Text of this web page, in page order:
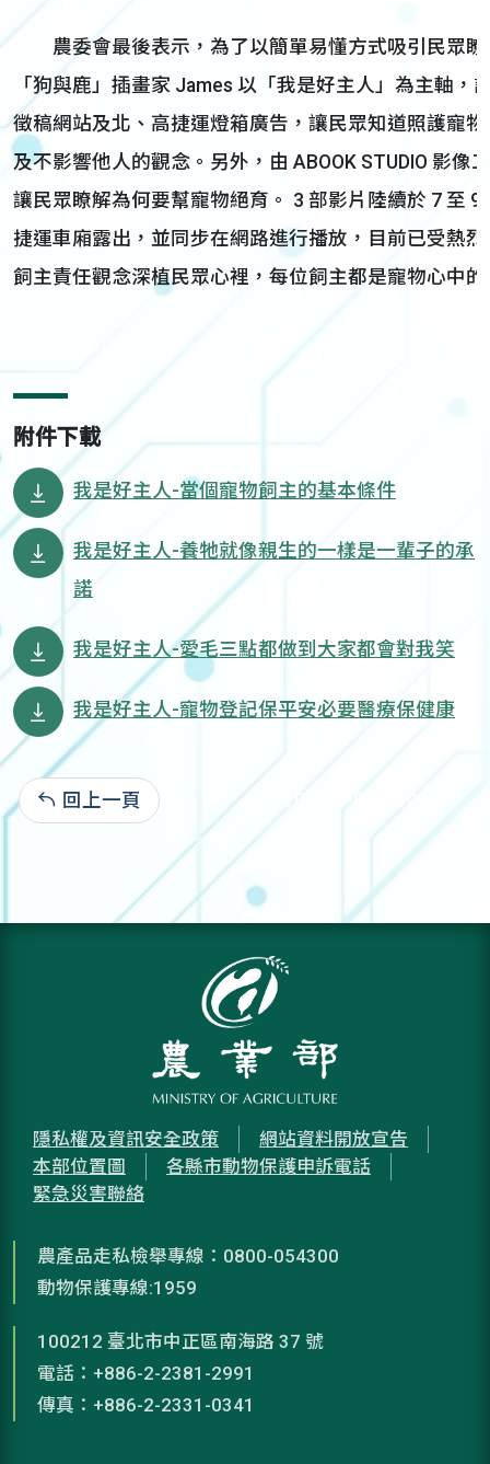
農委會最後表示，為了以簡單易懂方式吸引民眾瞭
「狗與鹿」插畫家 James 以「我是好主人」為主軸
徵稿網站及北、高捷運燈箱廣告，讓民眾知道照護寵
及不影響他人的觀念。另外，由 ABOOK STUDIO 影
讓民眾瞭解為何要幫寵物絕育。 3 部影片陸續於 7 至
捷運車廂露出，並同步在網路進行播放，目前已受熱
飼主責任觀念深植民眾心裡，每位飼主都是寵物心中
附件下載
我是好主人-當個寵物飼主的基本條件
我是好主人-養牠就像親生的一樣是一輩子的承
諾
我是好主人-愛毛三點都做到大家都會對我笑
我是好主人-寵物登記保平安必要醫療保健康
回上一頁 105-08-03:9,699
隱私權及資訊安全政策
網站資料開放宣告
本部位置圖
各縣市動物保護申訴電話
緊急災害聯絡
農產品走私檢舉專線：0800-054300
動物保護專線:1959
100212 臺北市中正區南海路 37 號
電話：+886-2-2381-2991
傳真：+886-2-2331-0341